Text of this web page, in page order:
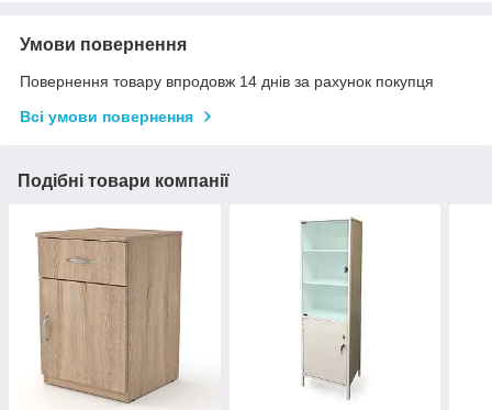
Умови повернення
Повернення товару впродовж 14 днів за рахунок покупця
Всі умови повернення
Подібні товари компанії